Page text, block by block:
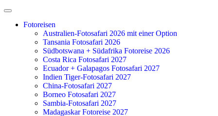
Zum
springenFotoreisen
Australien-Fotosafari 2026 mit einer Option
Tansania Fotosafari 2026
Südbotswana + Südafrika Fotoreise 2026
Costa Rica Fotosafari 2027
Ecuador + Galapagos Fotosafari 2027
Indien Tiger-Fotosafari 2027
China-Fotosafari 2027
Borneo Fotosafari 2027
Sambia-Fotosafari 2027
Madagaskar Fotoreise 2027